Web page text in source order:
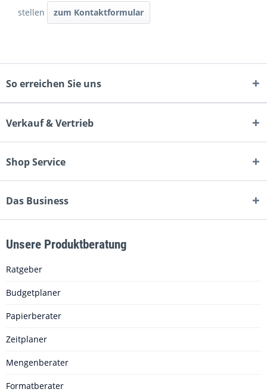
stellen
zum Kontaktformular
So erreichen Sie uns
Verkauf & Vertrieb
Shop Service
Das Business
Unsere Produktberatung
Ratgeber
Budgetplaner
Papierberater
Zeitplaner
Mengenberater
Formatberater